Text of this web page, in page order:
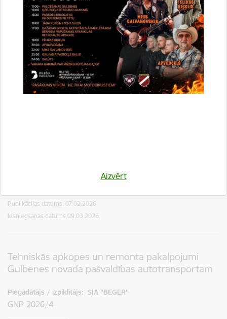
Aizvērt
Piegādātājs / izpildītājs: SIA ''BEGER''
GNP 2026/5
Līgums noslēgts
Publikācijas datums: 08.02.2026.
Iesniegšanas datums 10.03.2026.
Publikācijas datums: 07.02.2026.
Iesniegšanas datums 09.03.2026.
Tehniskās apkopes un remonta pakalpojumi
Gulbenes novada pašvaldības autotransportam
Piegādātājs / izpildītājs: SIA ''BEGER''
GNP 2026/4